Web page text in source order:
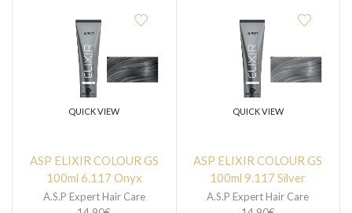
QUICK VIEW
ASP ELIXIR COLOUR GS
100ml 6.117 Onyx
A.S.P Expert Hair Care
QUICK VIEW
ASP ELIXIR COLOUR GS
100ml 9.117 Silver
A.S.P Expert Hair Care